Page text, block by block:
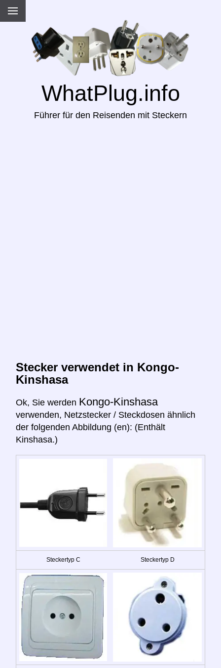
WhatPlug.info
Führer für den Reisenden mit Steckern
Stecker verwendet in Kongo-
Kinshasa
Ok, Sie werden Kongo-Kinshasa
verwenden, Netzstecker / Steckdosen ähnlich
der folgenden Abbildung (en): (Enthält
Kinshasa.)
Steckertyp C Steckertyp D